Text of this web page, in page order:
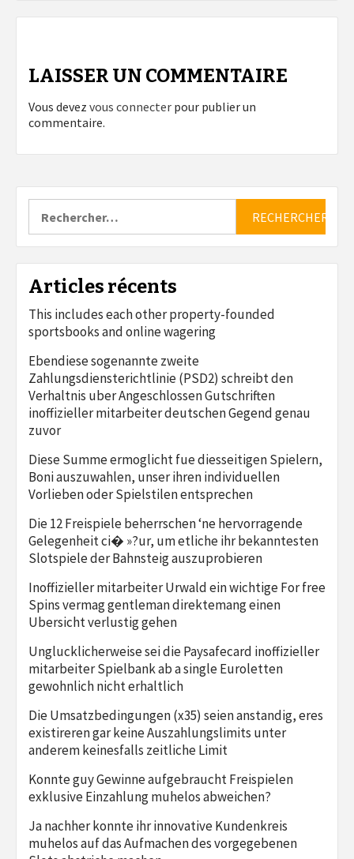
LAISSER UN COMMENTAIRE
Vous devez vous connecter pour publier un
commentaire.
Articles récents
This includes each other property-founded
sportsbooks and online wagering
Ebendiese sogenannte zweite
Zahlungsdiensterichtlinie (PSD2) schreibt den
Verhaltnis uber Angeschlossen Gutschriften
inoffizieller mitarbeiter deutschen Gegend genau
zuvor
Diese Summe ermoglicht fue diesseitigen Spielern,
Boni auszuwahlen, unser ihren individuellen
Vorlieben oder Spielstilen entsprechen
Die 12 Freispiele beherrschen ‘ne hervorragende
Gelegenheit ci� »?ur, um etliche ihr bekanntesten
Slotspiele der Bahnsteig auszuprobieren
Inoffizieller mitarbeiter Urwald ein wichtige For free
Spins vermag gentleman direktemang einen
Ubersicht verlustig gehen
Unglucklicherweise sei die Paysafecard inoffizieller
mitarbeiter Spielbank ab a single Euroletten
gewohnlich nicht erhaltlich
Die Umsatzbedingungen (x35) seien anstandig, eres
existireren gar keine Auszahlungslimits unter
anderem keinesfalls zeitliche Limit
Konnte guy Gewinne aufgebraucht Freispielen
exklusive Einzahlung muhelos abweichen?
Ja nachher konnte ihr innovative Kundenkreis
muhelos auf das Aufmachen des vorgegebenen